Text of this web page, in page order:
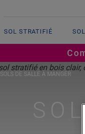
SOL STRATIFIÉ
SOLS DE SALLE À MANGER